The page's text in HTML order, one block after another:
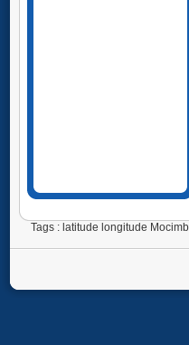
Tags : latitude longitude